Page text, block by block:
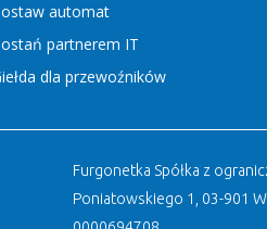
automat
partnerem IT
dla przewoźników
Furgonetka Spółka z
Poniatowskiego 1, 03-901